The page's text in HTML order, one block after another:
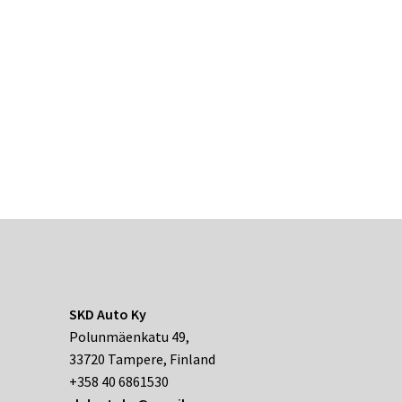
SKD Auto Ky
Polunmäenkatu 49,
33720 Tampere, Finland
+358 40 6861530